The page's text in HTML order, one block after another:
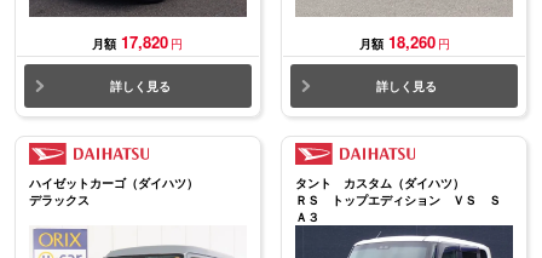
月額 17,820 円
詳しく見る
月額 18,260 円
詳しく見る
ハイゼットカーゴ（ダイハツ）
デラックス
タント カスタム（ダイハツ）
ＲＳ トップエディション ＶＳ Ｓ
Ａ３